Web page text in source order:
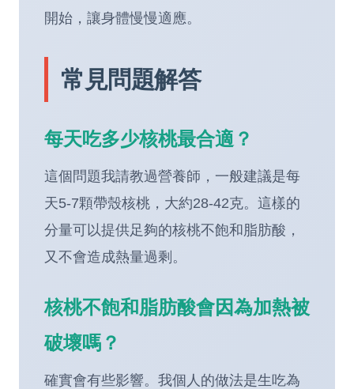
開始，讓身體慢慢適應。
常見問題解答
每天吃多少核桃最合適？
這個問題我請教過營養師，一般建議是每
天5-7顆帶殼核桃，大約28-42克。這樣的
分量可以提供足夠的核桃不飽和脂肪酸，
又不會造成熱量過剩。
核桃不飽和脂肪酸會因為加熱被
破壞嗎？
確實會有些影響。我個人的做法是生吃為